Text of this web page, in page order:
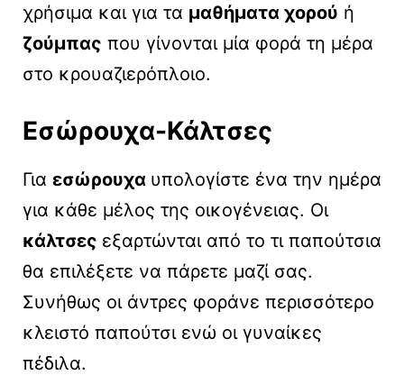
χρήσιμα και για τα μαθήματα χορού ή
ζούμπας που γίνονται μία φορά τη μέρα
στο κρουαζιερόπλοιο.
Εσώρουχα-Κάλτσες
Για εσώρουχα υπολογίστε ένα την ημέρα
για κάθε μέλος της οικογένειας. Οι
κάλτσες εξαρτώνται από το τι παπούτσια
θα επιλέξετε να πάρετε μαζί σας.
Συνήθως οι άντρες φοράνε περισσότερο
κλειστό παπούτσι ενώ οι γυναίκες
πέδιλα.